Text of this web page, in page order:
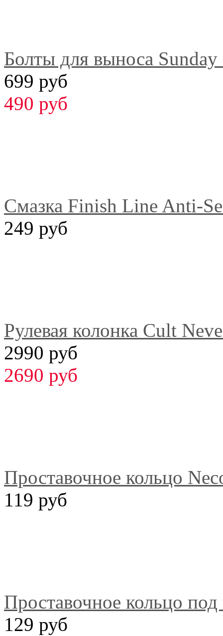
Болты для выноса
699 руб
490 руб
Смазка Finish Line Anti-
249 руб
Рулевая колонка Cult
2990 руб
2690 руб
Проставочное кольцо
119 руб
Проставочное кольцо
129 руб